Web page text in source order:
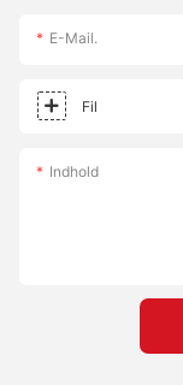
E-Mail.
Fil
Indhold